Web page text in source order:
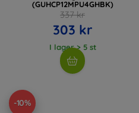
(GUHCP12MPU4GHBK)
337 kr
303 kr
I lager > 5 st
-10%